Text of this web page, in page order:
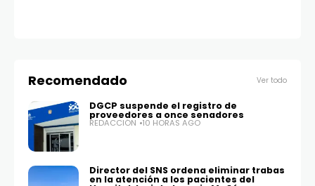
Recomendado Ver todo
DGCP suspende el registro de
proveedores a once senadores
REDACCIÓN 10 HORAS AGO
Director del SNS ordena eliminar trabas
en la atención a los pacientes del